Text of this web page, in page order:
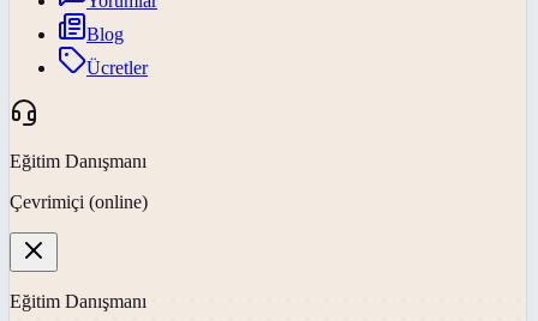
Blog
Ücretler
Eğitim Danışmanı
Çevrimiçi (online)
Eğitim Danışmanı